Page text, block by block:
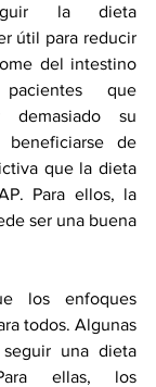
la dieta
útil para reducir
del intestino
pacientes que
demasiado su
beneficiarse de
que la dieta
Para ellos, la
ser una buena
los enfoques
todos. Algunas
una dieta
ellas, los